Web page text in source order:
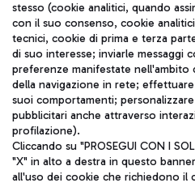
TRAVEL
ITA
stesso (cookie analitici, quando
con il suo consenso, cookie
tecnici, cookie di prima e terza
di suo interesse; inviarle messaggi
preferenze manifestate
della navigazione in rete;
suoi comportamenti;
pubblicitari anche attraverso
profilazione).
Cliccando su "PROSEGUI CON I
"X" in alto a destra in questo
all'uso dei cookie che richiedono il